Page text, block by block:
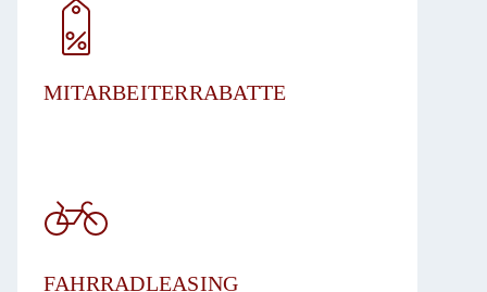
MITARBEITERRABATTE
FAHRRADLEASING